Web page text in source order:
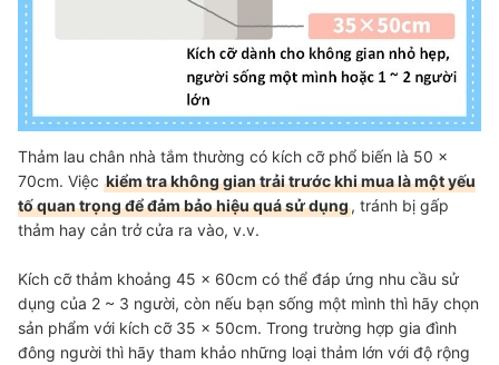
Thảm lau chân nhà tắm thường có kích cỡ phổ biến là 50 x
70cm. Việc kiểm tra không gian trải trước khi mua là một yếu
tố quan trọng để đảm bảo hiệu quá sử dụng, tránh bị gấp
thảm hay cản trở cửa ra vào, v.v.
Kích cỡ thảm khoảng 45 x 60cm có thể đáp ứng nhu cầu sử
dụng của 2 ~ 3 người, còn nếu bạn sống một mình thì hãy chọn
sản phẩm với kích cỡ 35 x 50cm. Trong trường hợp gia đình
đông người thì hãy tham khảo những loại thảm lớn với độ rộng